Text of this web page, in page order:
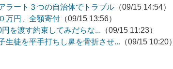
ート３つの自治体でトラブル （09/15 14:54）
万円、全額寄付 （09/15 13:56）
を渡す約束してみだらな... （09/15 11:23）
徒を平手打ちし鼻を骨折させ... （09/15 10:20）